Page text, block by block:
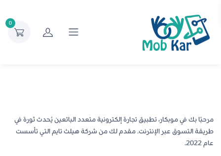
0
مرحبًا بك في موبكار، تطبيق تجارة إلكترونية متعدد البائعين يُحدث ثورة في
طريقة التسوق عبر الإنترنت. مقدم لك من شركة هيلث تايم التي تأسست
عام 2022.